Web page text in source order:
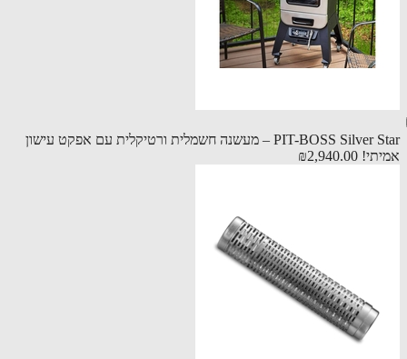
PIT-BOSS Silver Star – מעשנה חשמלית ורטיקלית עם אפקט עישון
₪2,940.00